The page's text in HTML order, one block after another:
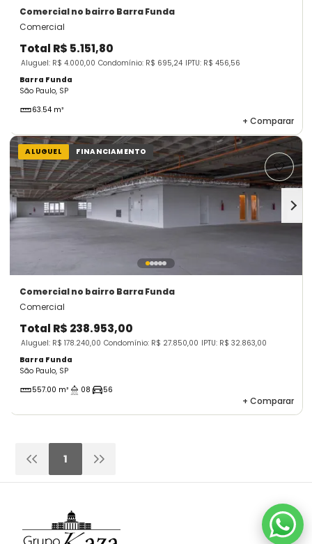
Comercialno bairro Barra Funda
Comercial
Total R$ 5.151,80
Aluguel: R$ 4.000,00 Condomínio: R$ 695,24 IPTU: R$ 456,56
Barra Funda
São Paulo, SP
63.54 m²
+ Comparar
ALUGUEL FINANCIAMENTO
Comercialno bairro Barra Funda
Comercial
Total R$ 238.953,00
Aluguel: R$ 178.240,00 Condomínio: R$ 27.850,00 IPTU: R$ 32.863,00
Barra Funda
São Paulo, SP
557.00 m²
08 56
+ Comparar
1